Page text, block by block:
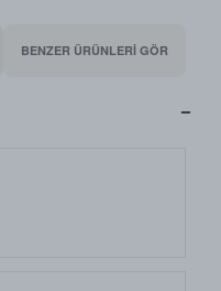
BENZER ÜRÜNLERİ GÖR